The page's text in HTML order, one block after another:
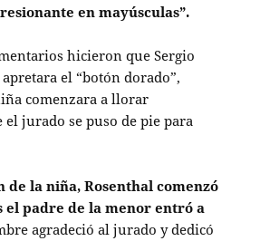
en mayúsculas”.
hicieron que Sergio
el “botón dorado”,
comenzara a llorar
el jurado se puso de pie para
de la niña, Rosenthal comenzó
padre de la menor entró a
agradeció al jurado y dedicó